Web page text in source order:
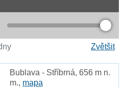
Zvětšit
Bublava - Stříbrná, 656 m n.
m., mapa